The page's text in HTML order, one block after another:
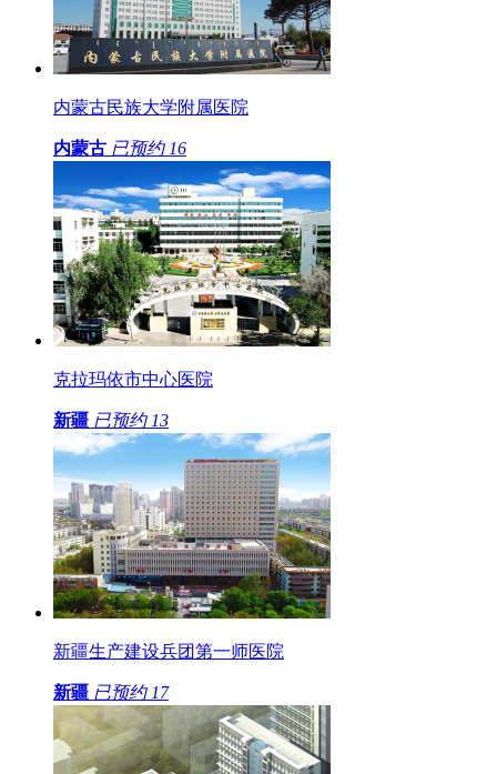
内蒙古民族大学附属医院
内蒙古 已预约 16
克拉玛依市中心医院
新疆 已预约 13
新疆生产建设兵团第一师医院
新疆 已预约 17